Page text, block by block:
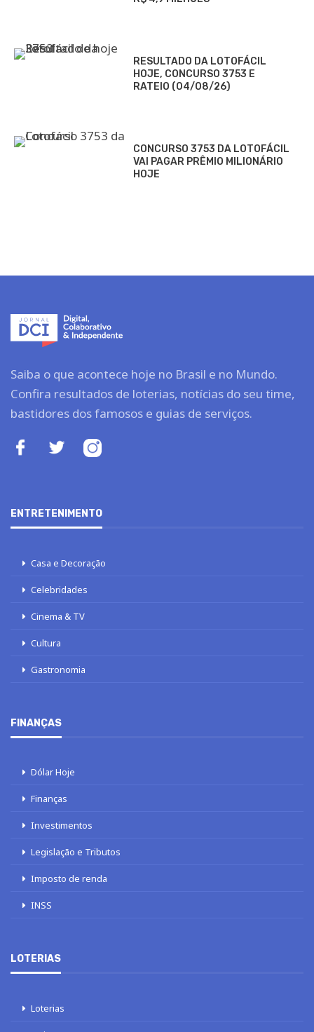
RESULTADO DA LOTOFÁCIL
HOJE, CONCURSO 3753 E
RATEIO (04/08/26)
CONCURSO 3753 DA LOTOFÁCIL
VAI PAGAR PRÊMIO MILIONÁRIO
HOJE
Saiba o que acontece hoje no Brasil e no Mundo.
Confira resultados de loterias, notícias do seu time,
bastidores dos famosos e guias de serviços.
ENTRETENIMENTO
Casa e Decoração
Celebridades
Cinema & TV
Cultura
Gastronomia
FINANÇAS
Dólar Hoje
Finanças
Investimentos
Legislação e Tributos
Imposto de renda
INSS
LOTERIAS
Loterias